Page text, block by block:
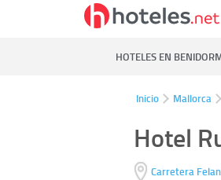
HOTELES EN
Inicio Mallorca
Hotel
Carretera